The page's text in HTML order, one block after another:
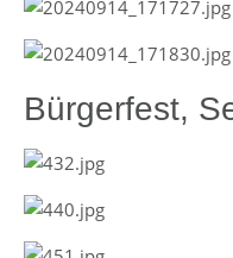
Bürgerfest,